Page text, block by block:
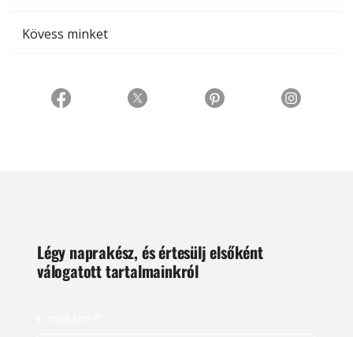
Kövess minket
Légy naprakész, és értesülj elsőként
válogatott tartalmainkról